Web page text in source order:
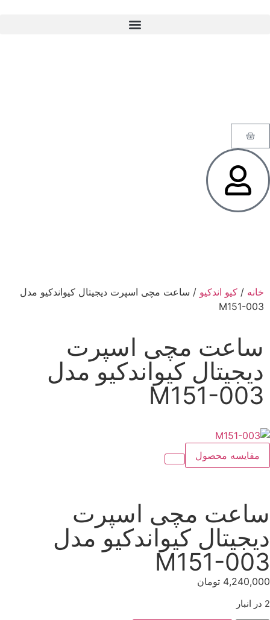
خانه / کیو اندکیو / ساعت مچی اسپرت دیجیتال کیواندکیو مدل
M151-003
ساعت مچی اسپرت
دیجیتال کیواندکیو مدل
M151-003
مقایسه محصول
ساعت مچی اسپرت
دیجیتال کیواندکیو مدل
M151-003
4,240,000 تومان
2 در انبار